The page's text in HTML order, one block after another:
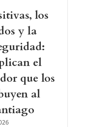
los
y la
el
que los
al